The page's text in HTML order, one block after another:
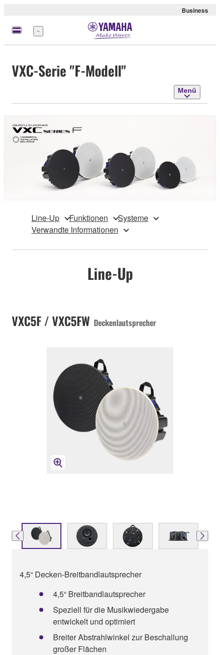
Business
Menü
VXC-Serie "F-Modell"
Menü
Line-Up Funktionen
Systeme
Verwandte Informationen
Line-Up
VXC5F / VXC5FW Deckenlautsprecher
4,5“ Decken-Breitbandlautsprecher
4,5“ Breitbandlautsprecher
Speziell für die Musikwiedergabe
entwickelt und optimiert
Breiter Abstrahlwinkel zur Beschallung
großer Flächen